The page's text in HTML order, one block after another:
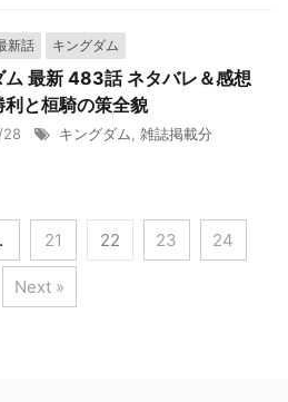
新話 キングダム
ム 最新 483話 ネタバレ＆感想
利と桓騎の策全貌
28 キングダム 雑誌掲載分
21 22 23 24
Next »